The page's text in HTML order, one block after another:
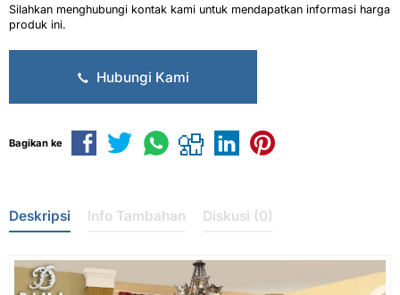
Silahkan menghubungi kontak kami untuk mendapatkan informasi harga
produk ini.
Hubungi Kami
Bagikan ke
Deskripsi Info Tambahan Diskusi (0)